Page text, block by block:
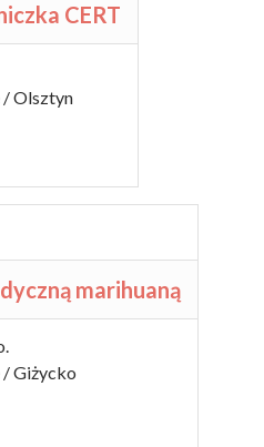
CERT
Olsztyn
marihuaną
Giżycko